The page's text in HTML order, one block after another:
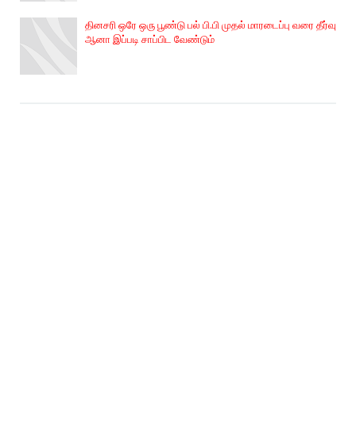
தினசரி ஒரே ஒரு பூண்டு பல் பி.பி முதல் மாரடைப்பு வரை தீர்வு
ஆனா இப்படி சாப்பிட வேண்டும்